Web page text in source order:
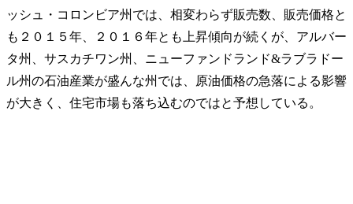
ッシュ・コロンビア州では、相変わらず販売数、販売価格と
も２０１５年、２０１６年とも上昇傾向が続くが、アルバー
タ州、サスカチワン州、ニューファンドランド&ラブラドー
ル州の石油産業が盛んな州では、原油価格の急落による影響
が大きく、住宅市場も落ち込むのではと予想している。